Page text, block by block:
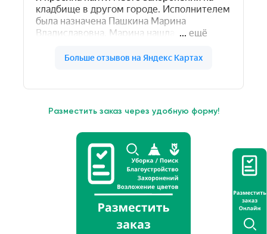
Разместить заказ через удобную форму!